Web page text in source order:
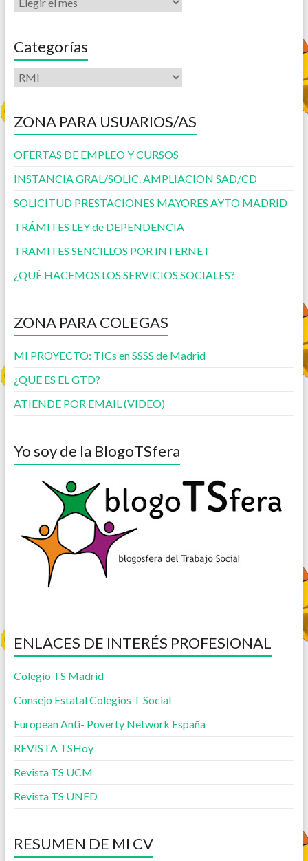
Categorías
ZONA PARA USUARIOS/AS
OFERTAS DE EMPLEO Y CURSOS
INSTANCIA GRAL/SOLIC. AMPLIACION SAD/CD
SOLICITUD PRESTACIONES MAYORES AYTO MADRID
TRÁMITES LEY de DEPENDENCIA
TRAMITES SENCILLOS POR INTERNET
¿QUÉ HACEMOS LOS SERVICIOS SOCIALES?
ZONA PARA COLEGAS
MI PROYECTO: TICs en SSSS de Madrid
¿QUE ES EL GTD?
ATIENDE POR EMAIL (VIDEO)
Yo soy de la BlogoTSfera
ENLACES DE INTERÉS PROFESIONAL
Colegio TS Madrid
Consejo Estatal Colegios T Social
European Anti- Poverty Network España
REVISTA TSHoy
Revista TS UCM
Revista TS UNED
RESUMEN DE MI CV